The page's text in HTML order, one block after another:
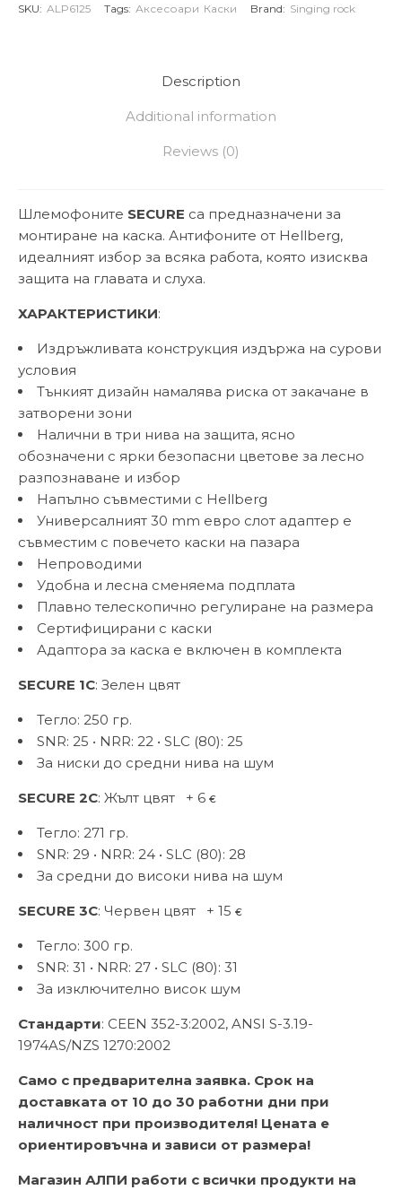
SKU: ALP6125 Tags: Аксесоари Каски Brand: Singing rock
Description
Additional information
Reviews (0)
Шлемофоните SECURE са предназначени за
монтиране на каска. Антифоните от Hellberg,
идеалният избор за всяка работа, която изисква
защита на главата и слуха.
ХАРАКТЕРИСТИКИ:
Издръжливата конструкция издържа на сурови
условия
Тънкият дизайн намалява риска от закачане в
затворени зони
Налични в три нива на защита, ясно
обозначени с ярки безопасни цветове за лесно
разпознаване и избор
Напълно съвместими с Hellberg
Универсалният 30 mm евро слот адаптер е
съвместим с повечето каски на пазара
Непроводими
Удобна и лесна сменяема подплата
Плавно телескопично регулиране на размера
Сертифицирани с каски
Адаптора за каска е включен в комплекта
SECURE 1C: Зелен цвят
Тегло: 250 гр.
SNR: 25 • NRR: 22 • SLC (80): 25
За ниски до средни нива на шум
SECURE 2C: Жълт цвят + 6 €
Тегло: 271 гр.
SNR: 29 • NRR: 24 • SLC (80): 28
За средни до високи нива на шум
SECURE 3C: Червен цвят + 15 €
Тегло: 300 гр.
SNR: 31 • NRR: 27 • SLC (80): 31
За изключително висок шум
Стандарти: CEEN 352-3:2002, ANSI S-3.19-
1974AS/NZS 1270:2002
Само с предварителна заявка. Срок на
доставката от 10 до 30 работни дни при
наличност при производителя! Цената е
ориентировъчна и зависи от размера!
Магазин АЛПИ работи с всички продукти на